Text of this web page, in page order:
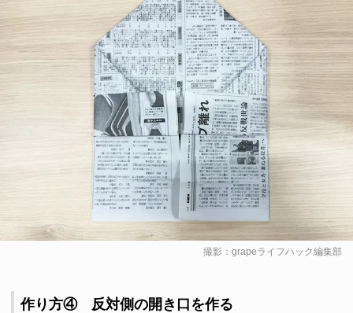
撮影：grapeライフハック編集部
作り方④ 反対側の開き口を作る